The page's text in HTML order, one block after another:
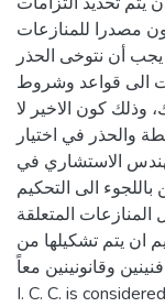
مصدرا للمنازعات
يجب أن نتوخى الحذر
الى قواعد وشروط
وذلك كون الاخير لا
والحذر في اختيار
الاستشاري في
الى التحكيم
المتعلقة
ان يتم تشكيلها من
I. C. C. is